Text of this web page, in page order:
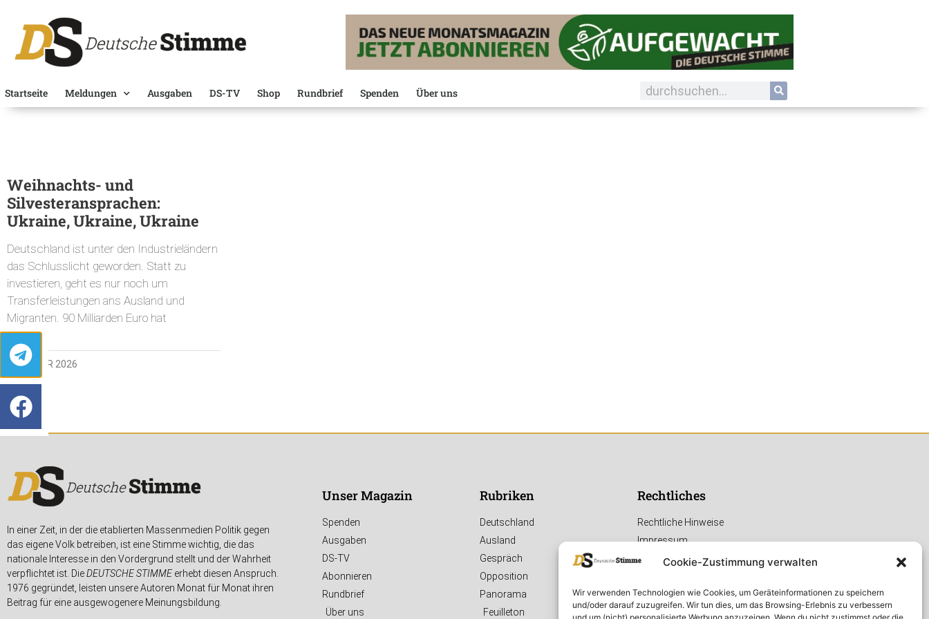
Cookie-Zustimmung verwalten
Wir verwenden Technologien wie Cookies, um Geräteinformationen zu speichern
und/oder darauf zuzugreifen. Wir tun dies, um das Browsing-Erlebnis zu verbessern
Startseite Meldungen Ausgaben DS-TV Shop Rundbrief Spenden Über uns
Weihnachts- und
Silvesteransprachen:
Ukraine, Ukraine, Ukraine
Deutschland ist unter den Industrieländern
das Schlusslicht geworden. Statt zu
investieren, geht es nur noch um
Transferleistungen ans Ausland und
Migranten. 90 Milliarden Euro hat
2. JANUAR 2026
In einer Zeit, in der die etablierten Massenmedien Politik gegen
das eigene Volk betreiben, ist eine Stimme wichtig, die das
nationale Interesse in den Vordergrund stellt und der Wahrheit
verpflichtet ist. DieDEUTSCHE STIMMEerhebt diesen Anspruch.
1976 gegründet, leisten unsere Autoren Monat für Monat ihren
Beitrag für eine ausgewogenere Meinungsbildung.
Unser Magazin
Spenden
Ausgaben
DS-TV
Abonnieren
Rundbrief
Über uns
Rubriken
Deutschland
Ausland
Gespräch
Opposition
Panorama
Feuilleton
Rechtliches
Rechtliche Hinweise
Impressum
Datenschutzerklärung